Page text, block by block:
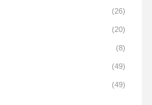
(26)
(20)
(8)
(49)
(49)